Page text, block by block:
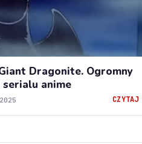
Dragonite. Ogromny
serialu anime